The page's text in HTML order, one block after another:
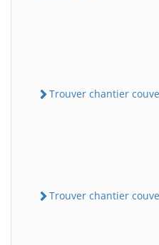
Trouver chantier
Trouver chantier